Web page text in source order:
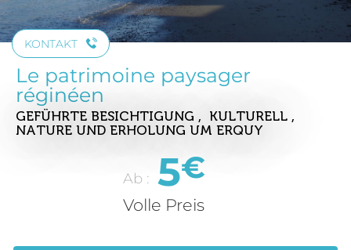
KONTAKT
Le patrimoine paysager
réginéen
GEFÜHRTE BESICHTIGUNG , KULTURELL ,
NATURE UND ERHOLUNG UM ERQUY
Ab : 5€
Volle Preis